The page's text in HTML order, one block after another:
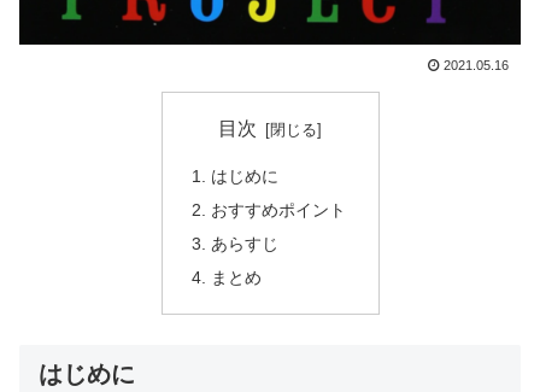
2021.05.16
目次
はじめに
おすすめポイント
あらすじ
まとめ
はじめに